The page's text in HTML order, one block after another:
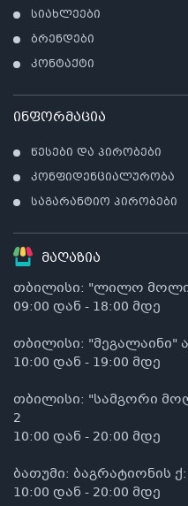
სიახლეები
ბრენდები
კონტაქტი
ინფორმაცია
წესები და პირობები
კონფიდენციალურობა
საგარანტიო პირობები
მაღაზია
თბილისი: "ლილო მოლი"
09:00 დან - 18:00 მდე
თბილისი: "მეგალაინი"
10:00 დან - 19:00 მდე
თბილისი: "სამგორი
2
10:00 დან - 20:00 მდე
ბათუმი: ბაგრატიონის ქ:
10:00 დან - 20:00 მდე